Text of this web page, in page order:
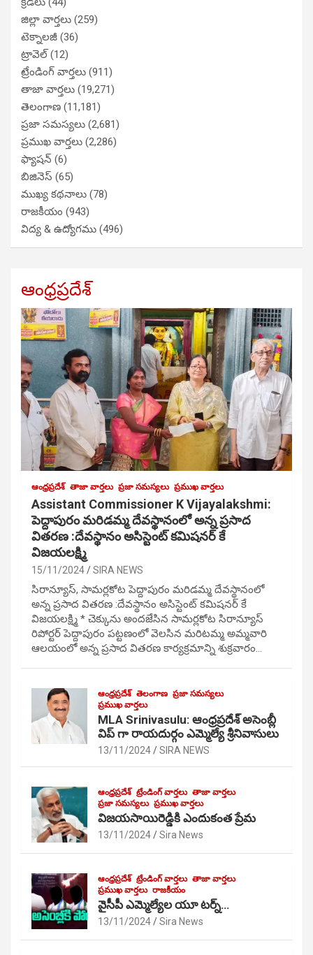
జిల్లా వార్తలు (259)
టెక్నాలజీ (36)
ట్రావెల్(12)
ట్రేండింగ్ వార్తలు (911)
తాజా వార్తలు (19,271)
తెలంగాణ (11,181)
ప్రజా సమస్యలు (2,681)
ప్రముఖ వార్తలు (2,286)
ఫ్యాషన్ (6)
బిజినెస్ (65)
ముఖ్య కథనాలు (78)
రాజకీయం (943)
విద్య & ఉద్యోగము (496)
ఆంధ్రప్రదేశ్
ఆంధ్రప్రదేశ్ తాజా వార్తలు ప్రజా సమస్యలు ప్రముఖ వార్తలు
Assistant Commissioner K Vijayalakshmi:
పెద్దాపురం మరిడమ్మ దేవస్థానంలో అన్న ప్రసాద
వితరణ :దేవస్థానం అసిస్టెంట్ కమిషనర్ కే
విజయలక్ష్మి
15/11/2024 SIRA NEWS
సిరాన్యూస్, సామర్లకోట పెద్దాపురం మరిడమ్మ దేవస్థానంలో
అన్న ప్రసాద వితరణ :దేవస్థానం అసిస్టెంట్ కమిషనర్ కే
విజయలక్ష్మి * చెక్కును అందజేసిన సామర్లకోట సిరాన్యూస్
రిపోర్టర్ పెద్దాపురం పట్టణంలో వెలసిన మరిటమ్మ అమ్మవారి
ఆలయంలో అన్న ప్రసాద వితరణ కార్యక్రమాన్ని శుక్రవారం…
ఆంధ్రప్రదేశ్ తెలంగాణ ప్రజా సమస్యలు
ప్రముఖ వార్తలు
MLA Srinivasulu: ఆంధ్రప్రదేశ్ అసెంబ్లీ
విప్ గా రాయదుర్గం ఎమ్మెల్యే శ్రీనివాసులు
13/11/2024 SIRA NEWS
ఆంధ్రప్రదేశ్ ట్రేండింగ్ వార్తలు తాజా వార్తలు
ప్రజా సమస్యలు ప్రముఖ వార్తలు
విజయసాయిరెడ్డికి ఎందుకంత ప్రేమ
13/11/2024 Sira News
ఆంధ్రప్రదేశ్ ట్రేండింగ్ వార్తలు తాజా వార్తలు
ప్రముఖ వార్తలు రాజకీయం
వైసీపీ ఎమ్మెల్యేల యూ టర్న్…
13/11/2024 Sira News